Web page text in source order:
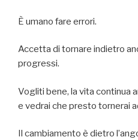
È umano fare errori.
Accetta di tornare indietro
progressi.
Vogliti bene, la vita continua
e vedrai che presto tornerai
Il cambiamento è dietro